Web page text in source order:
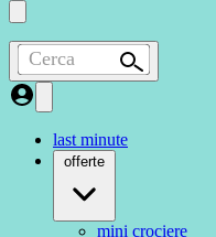
Cerca
last minute
offerte
mini crociere